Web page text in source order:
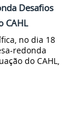
Desafios
CAHL
no dia 18
redonda
do CAHL,